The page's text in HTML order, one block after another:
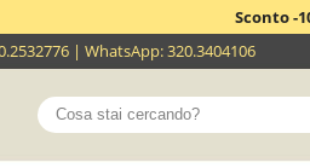
Sconto -
| WhatsApp:320.3404106